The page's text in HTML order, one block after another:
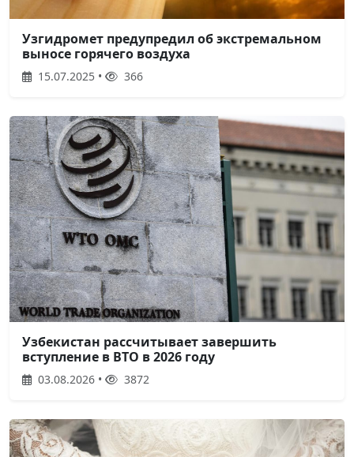
Узгидромет предупредил об экстремальном
выносе горячего воздуха
15.07.2025 • 366
Узбекистан рассчитывает завершить
вступление в ВТО в 2026 году
03.08.2026 • 3872